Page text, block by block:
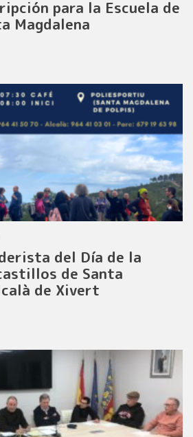
para la Escuela de
Magdalena
del Día de la
de Santa
de Xivert